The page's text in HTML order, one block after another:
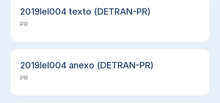
2019lel004 texto (DETRAN-PR)
PR
2019lel004 anexo (DETRAN-PR)
PR